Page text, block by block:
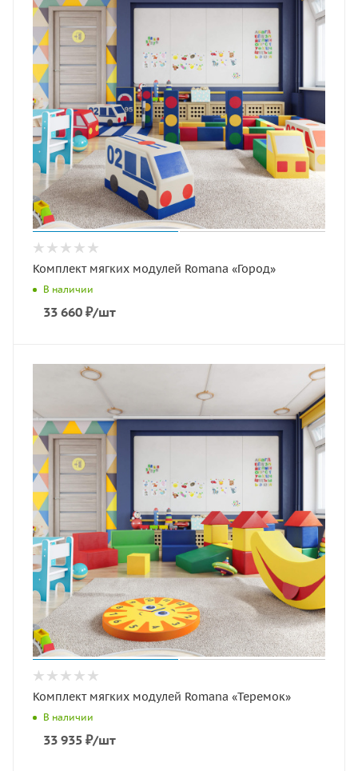
Комплект мягких модулей Romana «Город»
В наличии
33 660 ₽/шт
Комплект мягких модулей Romana «Теремок»
В наличии
33 935 ₽/шт